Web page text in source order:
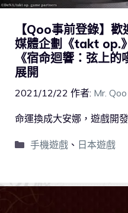
【Qoo事前登錄】
媒體企劃《takt op.
《宿命迴響：弦上
展開
2021/12/22 作者: Mr. Qoo
命運換成大安娜，遊戲開
手機遊戲、 日本遊戲